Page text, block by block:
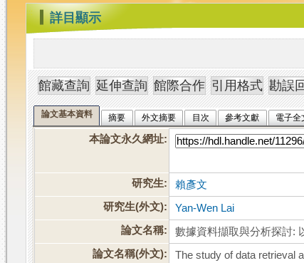
值
系
統
::: 詳目顯示
論文基本資料 摘要 外文摘要 目次 參考文獻 電子全
本論文永久網址:
研究生:
賴彥文
研究生(外文):
Yan-Wen Lai
論文名稱:
數據資料擷取與分析探討:
論文名稱(外文):
The study of data retrieval